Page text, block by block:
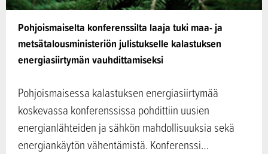
Pohjoismaiselta konferenssilta laaja tuki maa- ja
metsätalousministeriön julistukselle kalastuksen
energiasiirtymän vauhdittamiseksi
Pohjoismaisessa kalastuksen energiasiirtymää
koskevassa konferenssissa pohdittiin uusien
energianlähteiden ja sähkön mahdollisuuksia sekä
energiankäytön vähentämistä. Konferenssi…